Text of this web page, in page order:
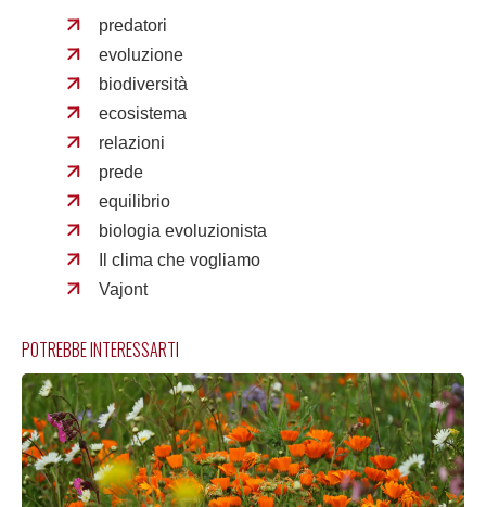
predatori
evoluzione
biodiversità
ecosistema
relazioni
prede
equilibrio
biologia evoluzionista
Il clima che vogliamo
Vajont
POTREBBE INTERESSARTI